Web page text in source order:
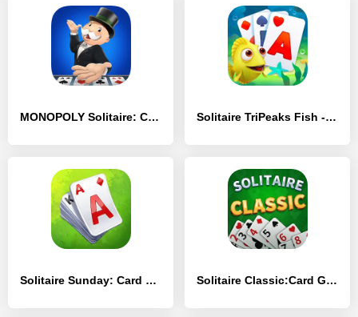
MONOPOLY Solitaire: Card Game - [MOD Много денег] Solitaire TriPeaks Fish - [MOD Бесконечные монеты]
Solitaire Sunday: Card Game - [MOD Много монет] Solitaire Classic:Card Game - [MOD Бесконечные деньги]